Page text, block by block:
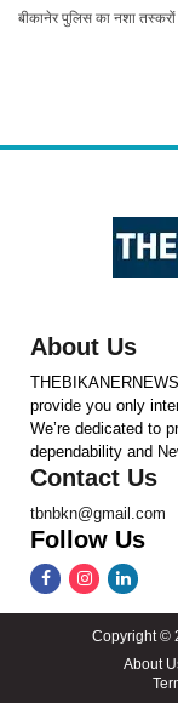
बीकानेर पुलिस का नशा
About Us
provide you only
We’re dedicated to
dependability and
Contact Us
tbnbkn@gmail.com
Follow Us
Copyright ©
About